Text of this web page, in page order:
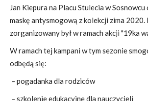
Jan Kiepura na Placu Stulecia w Sosnowcu
maskę antysmogową z kolekcji zima 2020.
zorganizowany był w ramach akcji "19ka
W ramach tej kampani w tym sezonie
odbędą się:
– pogadanka dla rodziców
– szkolenie edukacyjne dla nauczycieli